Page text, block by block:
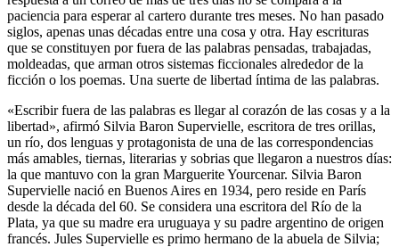
paciencia para esperar al cartero durante tres meses. No han pasado
siglos, apenas unas décadas entre una cosa y otra. Hay escrituras
que se constituyen por fuera de las palabras pensadas, trabajadas,
moldeadas, que arman otros sistemas ficcionales alrededor de la
ficción o los poemas. Una suerte de libertad íntima de las palabras.
«Escribir fuera de las palabras es llegar al corazón de las cosas y a la
libertad», afirmó Silvia Baron Supervielle, escritora de tres orillas,
un río, dos lenguas y protagonista de una de las correspondencias
más amables, tiernas, literarias y sobrias que llegaron a nuestros días:
la que mantuvo con la gran Marguerite Yourcenar. Silvia Baron
Supervielle nació en Buenos Aires en 1934, pero reside en París
desde la década del 60. Se considera una escritora del Río de la
Plata, ya que su madre era uruguaya y su padre argentino de origen
francés. Jules Supervielle es primo hermano de la abuela de Silvia;